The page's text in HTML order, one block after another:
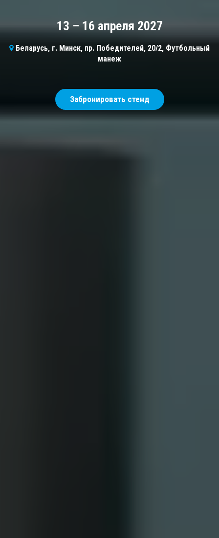
13 – 16 апреля 2027
Беларусь, г. Минск, пр. Победителей, 20/2, Футбольный
манеж
Забронировать стенд